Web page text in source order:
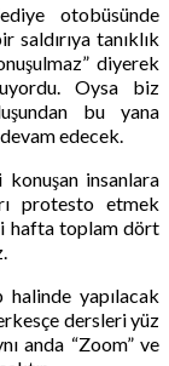
otobüsünde
saldırıya tanıklık
diyerek
Oysa biz
bu yana
edecek.
konuşan insanlara
protesto etmek
hafta toplam dört
yapılacak
dersleri yüz
anda “Zoom” ve